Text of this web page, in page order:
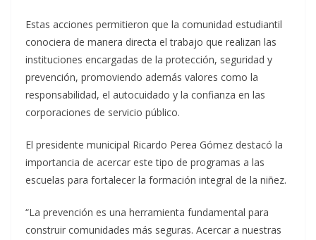
Estas acciones permitieron que la comunidad estudiantil
conociera de manera directa el trabajo que realizan las
instituciones encargadas de la protección, seguridad y
prevención, promoviendo además valores como la
responsabilidad, el autocuidado y la confianza en las
corporaciones de servicio público.
El presidente municipal Ricardo Perea Gómez destacó la
importancia de acercar este tipo de programas a las
escuelas para fortalecer la formación integral de la niñez.
“La prevención es una he‌rramienta fundamental para
construir comunidades más seguras. Acercar a nuestras